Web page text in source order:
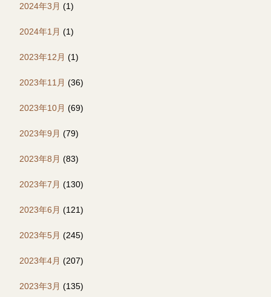
2024年3月 (1)
2024年1月 (1)
2023年12月 (1)
2023年11月 (36)
2023年10月 (69)
2023年9月 (79)
2023年8月 (83)
2023年7月 (130)
2023年6月 (121)
2023年5月 (245)
2023年4月 (207)
2023年3月 (135)